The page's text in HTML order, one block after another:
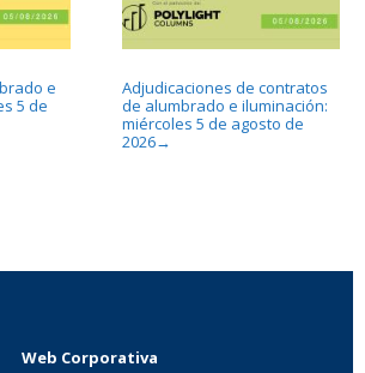
e
5 de
Adjudicaciones de contratos
de alumbrado e iluminación:
miércoles 5 de agosto de
2026→
Web Corporativa